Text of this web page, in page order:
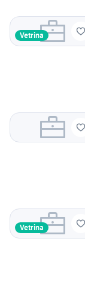
Vetrina
Vetrina